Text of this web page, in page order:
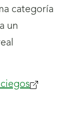
categoría
un
(se